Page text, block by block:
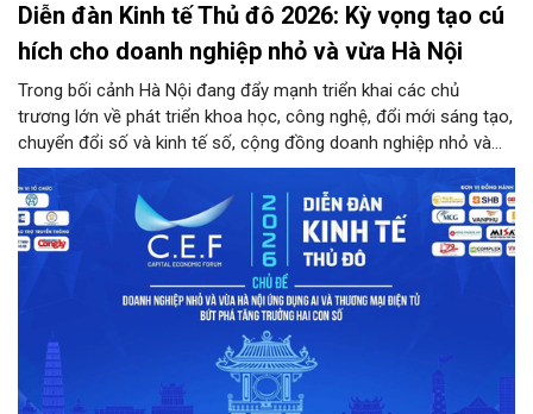
Diễn đàn Kinh tế Thủ đô 2026: Kỳ vọng tạo cú
hích cho doanh nghiệp nhỏ và vừa Hà Nội
Trong bối cảnh Hà Nội đang đẩy mạnh triển khai các chủ
trương lớn về phát triển khoa học, công nghệ, đổi mới sáng tạo,
chuyển đổi số và kinh tế số, cộng đồng doanh nghiệp nhỏ và
vừa trên địa bàn Thủ đô đứng trước cả cơ hội lẫn thách thức
chưa từng có. Diễn đàn Kinh tế Thủ đô năm 2026 là sự kiện
được kỳ vọng sẽ trở thành cầu nối thiết thực, đưa chính sách,
công nghệ và nguồn lực đến gần hơn với doanh nghiệp.